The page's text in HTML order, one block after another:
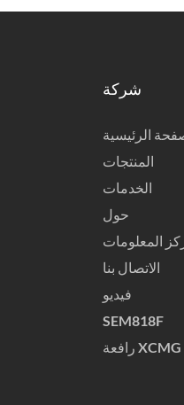
شركة
الرئيسية
المنتجات
الخدمات
حول
المعلومات
الاتصال بنا
فيديو
SEM818F
رافعة XCMG